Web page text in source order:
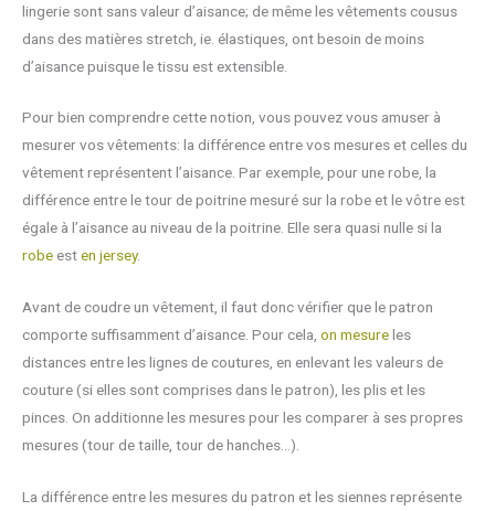
lingerie sont sans valeur d’aisance; de même les vêtements cousus
dans des matières stretch, ie. élastiques, ont besoin de moins
d’aisance puisque le tissu est extensible.
Pour bien comprendre cette notion, vous pouvez vous amuser à
mesurer vos vêtements: la différence entre vos mesures et celles du
vêtement représentent l’aisance. Par exemple, pour une robe, la
différence entre le tour de poitrine mesuré sur la robe et le vôtre est
égale à l’aisance au niveau de la poitrine. Elle sera quasi nulle si la
robe esten jersey.
Avant de coudre un vêtement, il faut donc vérifier que le patron
comporte suffisamment d’aisance. Pour cela, on mesureles
distances entre les lignes de coutures, en enlevant les valeurs de
couture (si elles sont comprises dans le patron), les plis et les
pinces. On additionne les mesures pour les comparer à ses propres
mesures (tour de taille, tour de hanches…).
La différence entre les mesures du patron et les siennes représente